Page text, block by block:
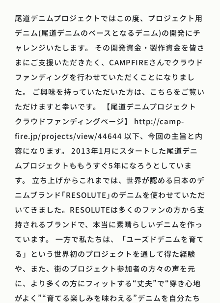
尾道デニムプロジェクトではこの度、プロジェクト用
デニム(尾道デニムのベースとなるデニム)の開発にチ
ャレンジいたします。 その開発資金・製作資金を皆さ
まにご支援いただきたく、CAMPFIREさんでクラウド
ファンディングを行わせていただくことになりまし
た。 ご興味を持っていただいた方は、こちらをご覧い
ただけますと幸いです。 【尾道デニムプロジェクト
クラウドファンディングページ】 http://camp-
fire.jp/projects/view/44644 以下、今回の主旨と内
容になります。 2013年1月にスタートした尾道デニ
ムプロジェクトももうすぐ5年になろうとしていま
す。 立ち上げからこれまでは、世界が認める日本のデ
ニムブランド｢RESOLUTE｣のデニムを使わせていただ
いてきました。RESOLUTEは多くのファンの方から支
持されるブランドで、本当に素晴らしいデニムを作っ
ています。 一方で私たちは、「ユーズドデニムを育て
る」という世界初のプロジェクトを通して得た経験
や、また、街のプロジェクト参加者の方々の声を元
に、より多くの方にフィットする“丈夫”で“穿き心地
がよく”“育てる楽しみを味わえる”デニムを自分たち